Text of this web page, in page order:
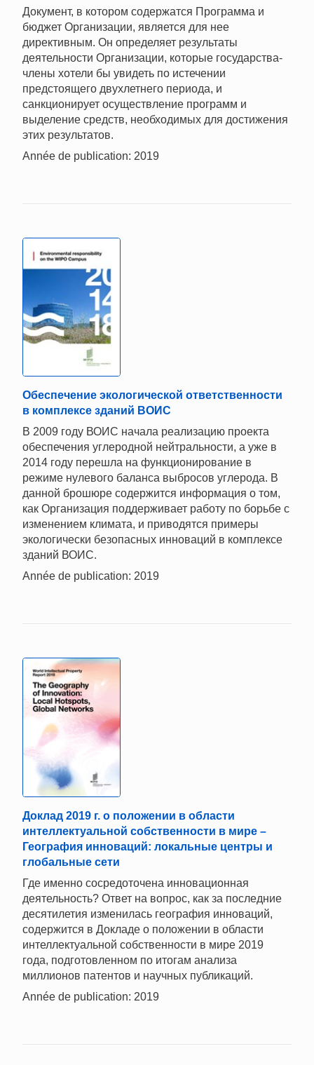
Документ, в котором содержатся Программа и
бюджет Организации, является для нее
директивным. Он определяет результаты
деятельности Организации, которые государства-
члены хотели бы увидеть по истечении
предстоящего двухлетнего периода, и
санкционирует осуществление программ и
выделение средств, необходимых для достижения
этих результатов.
Année de publication: 2019
Обеспечение экологической ответственности
в комплексе зданий ВОИС
В 2009 году ВОИС начала реализацию проекта
обеспечения углеродной нейтральности, а уже в
2014 году перешла на функционирование в
режиме нулевого баланса выбросов углерода. В
данной брошюре содержится информация о том,
как Организация поддерживает работу по борьбе с
изменением климата, и приводятся примеры
экологически безопасных инноваций в комплексе
зданий ВОИС.
Année de publication: 2019
Доклад 2019 г. о положении в области
интеллектуальной собственности в мире –
География инноваций: локальные центры и
глобальные сети
Где именно сосредоточена инновационная
деятельность? Ответ на вопрос, как за последние
десятилетия изменилась география инноваций,
содержится в Докладе о положении в области
интеллектуальной собственности в мире 2019
года, подготовленном по итогам анализа
миллионов патентов и научных публикаций.
Année de publication: 2019